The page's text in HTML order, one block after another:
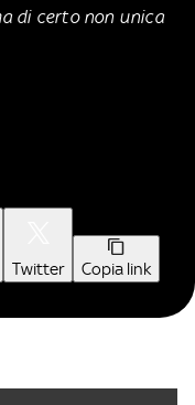
di certo non unica
Twitter Copia link